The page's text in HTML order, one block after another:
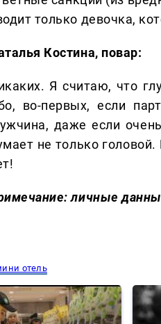
только девочка,
Костина, повар:
Я считаю, что
во-первых, если
даже если
не только
личные
отель